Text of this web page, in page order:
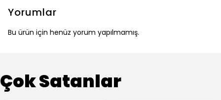
Yorumlar
Bu ürün için henüz yorum yapılmamış.
Çok Satanlar